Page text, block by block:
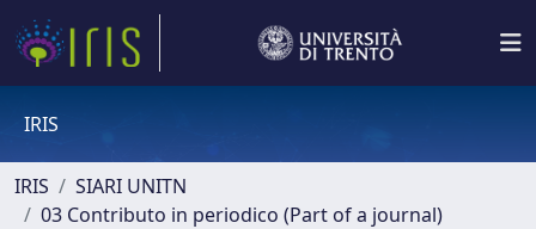
IRIS
IRIS
SIARI UNITN
03 Contributo in periodico (Part of a journal)